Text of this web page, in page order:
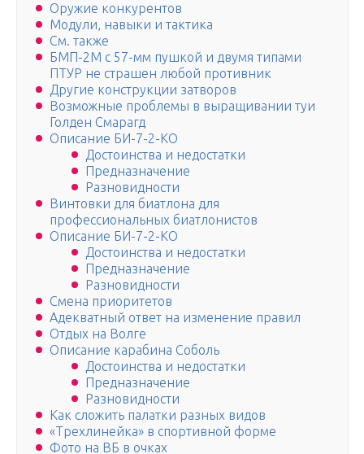
Оружие конкурентов
Модули, навыки и тактика
См. также
БМП-2М с 57-мм пушкой и двумя типами
ПТУР не страшен любой противник
Другие конструкции затворов
Возможные проблемы в выращивании туи
Голден Смарагд
Описание БИ-7-2-КО
Достоинства и недостатки
Предназначение
Разновидности
Винтовки для биатлона для
профессиональных биатлонистов
Описание БИ-7-2-КО
Достоинства и недостатки
Предназначение
Разновидности
Смена приоритетов
Адекватный ответ на изменение правил
Отдых на Волге
Описание карабина Соболь
Достоинства и недостатки
Предназначение
Разновидности
Как сложить палатки разных видов
«Трехлинейка» в спортивной форме
Фото на ВБ в очках